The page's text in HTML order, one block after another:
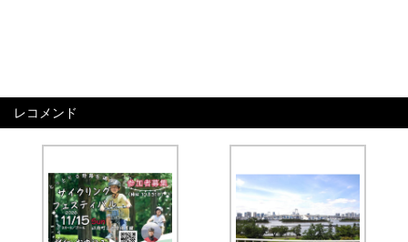
レコメンド